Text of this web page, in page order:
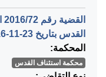
القدس بتاريخ ‎2016-11-23‏
المحكمة:
محكمة استئناف القدس